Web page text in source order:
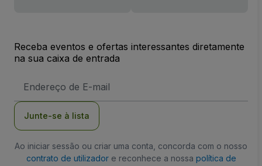
Receba eventos e ofertas interessantes diretamente
na sua caixa de entrada
de
Junte-se à lista
Ao iniciar sessão ou criar uma conta, concorda com o nosso
contrato de utilizadore reconhece a nossa política de